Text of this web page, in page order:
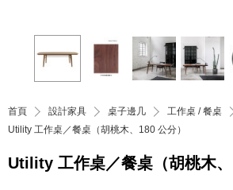
首頁 設計家具 桌子邊几
工作桌 / 餐桌
Utility 工作桌／餐桌（胡桃木、180 公分）
Utility 工作桌／餐桌（胡桃木、